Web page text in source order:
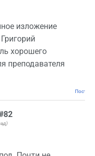
изложение
хорошего
преподавателя